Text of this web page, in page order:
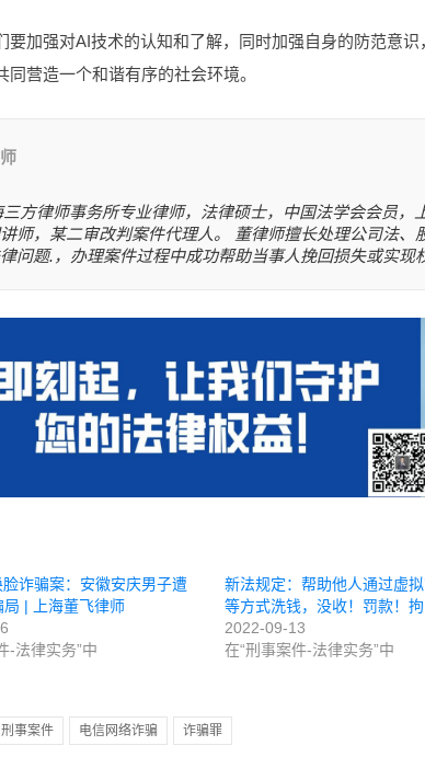
要加强对AI技术的认知和了解，同时加强自身的防范意
同营造一个和谐有序的社会环境。
三方律师事务所专业律师，法律硕士，中国法学会会员
师，某二审改判案件代理人。 董律师擅长处理公司法
问题.，办理案件过程中成功帮助当事人挽回损失或实现
诈骗案：安徽安庆男子遭
局 | 上海董飞律师
-法律实务”中
新法规定：帮助他人通过虚
等方式洗钱，没收！罚款！拘
2022-09-13
在“刑事案件-法律实务”中
刑事案件 电信网络诈骗 诈骗罪